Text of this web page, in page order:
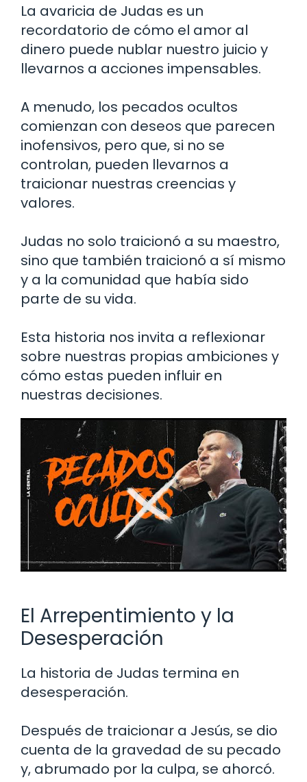
La avaricia de Judas es un
recordatorio de cómo el amor al
dinero puede nublar nuestro juicio y
llevarnos a acciones impensables.
A menudo, los pecados ocultos
comienzan con deseos que parecen
inofensivos, pero que, si no se
controlan, pueden llevarnos a
traicionar nuestras creencias y
valores.
Judas no solo traicionó a su maestro,
sino que también traicionó a sí mismo
y a la comunidad que había sido
parte de su vida.
Esta historia nos invita a reflexionar
sobre nuestras propias ambiciones y
cómo estas pueden influir en
nuestras decisiones.
El Arrepentimiento y la
Desesperación
La historia de Judas termina en
desesperación.
Después de traicionar a Jesús, se dio
cuenta de la gravedad de su pecado
y, abrumado por la culpa, se ahorcó.